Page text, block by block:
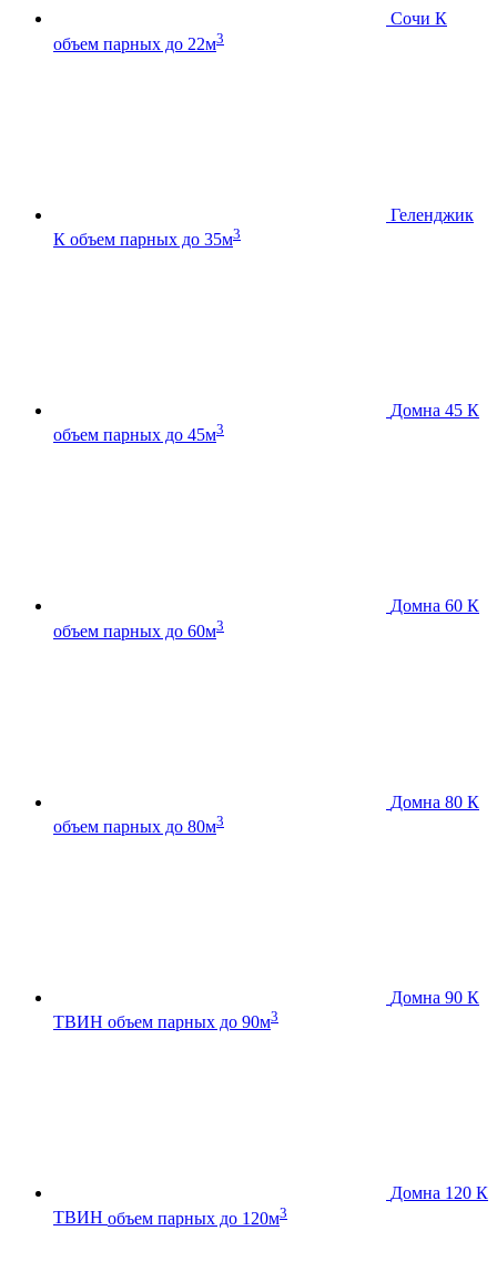
Сочи К
объем парных до 22м3
Геленджик
К объем парных до 35м3
Домна 45 К
объем парных до 45м3
Домна 60 К
объем парных до 60м3
Домна 80 К
объем парных до 80м3
Домна 90 К
ТВИН объем парных до 90м3
Домна 120 К
ТВИН объем парных до 120м3